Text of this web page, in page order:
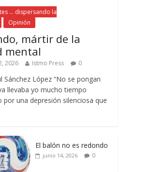
... dispersando la
Opinión
mártir de la
mental
2026 Istmo Press 0
Sánchez López “No se pongan
llevaba yo mucho tiempo
por una depresión silenciosa que
El balón no es redondo
junio 14, 2026 0